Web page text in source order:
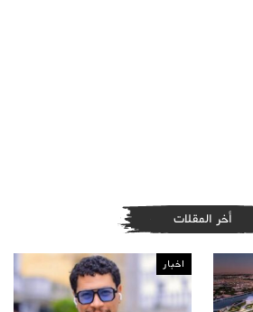
أخر المقلات
اخبار